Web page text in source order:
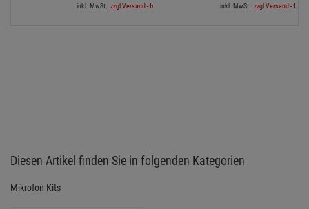
inkl. MwSt. zzgl Versand - frei ab 90,-€ in DE inkl. MwSt. zzgl Versand - frei
Diesen Artikel finden Sie in folgenden Kategorien
Mikrofon-Kits